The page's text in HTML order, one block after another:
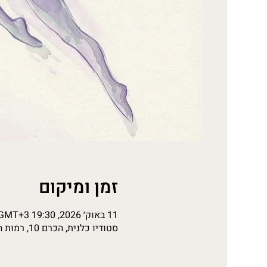
זמן ומיקום
11 באוק׳ 2026, 19:30 GMT‎+3‎
סטודיו כלנית, הכרם 10, רמות השבים, ישראל